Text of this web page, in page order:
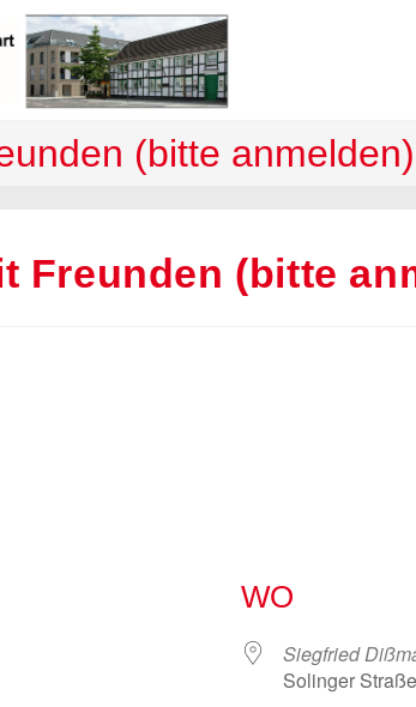
(bitte anmelden)
Freunden (bitte
WO
Siegfried
Solinger